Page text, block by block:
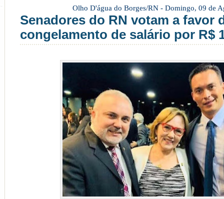
Olho D'água do Borges/RN - Domingo, 09 de
Senadores do RN votam a favor
congelamento de salário por R$